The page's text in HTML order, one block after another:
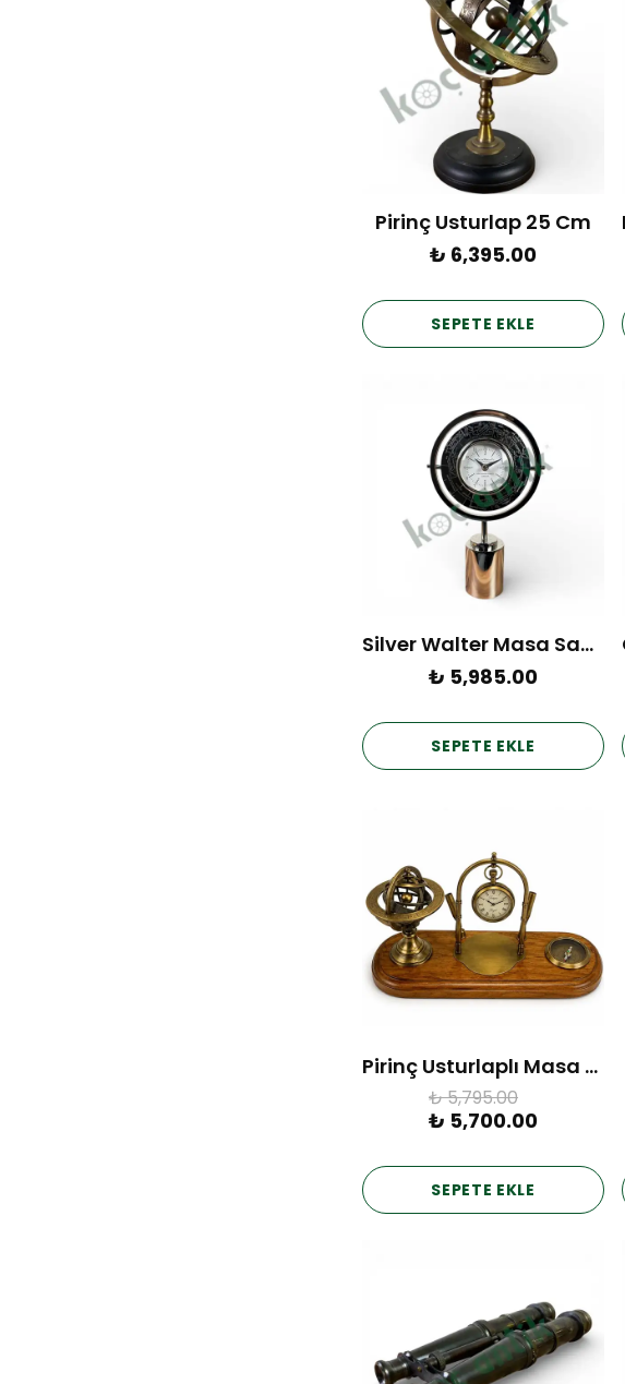
Pirinç Usturlap 25 Cm
₺ 6,395.00
SEPETE EKLE
Silver Walter Masa Saati 34
₺ 5,985.00
SEPETE EKLE
Pirinç Usturlaplı Masa Seti
₺ 5,795.00
₺ 5,700.00
SEPETE EKLE